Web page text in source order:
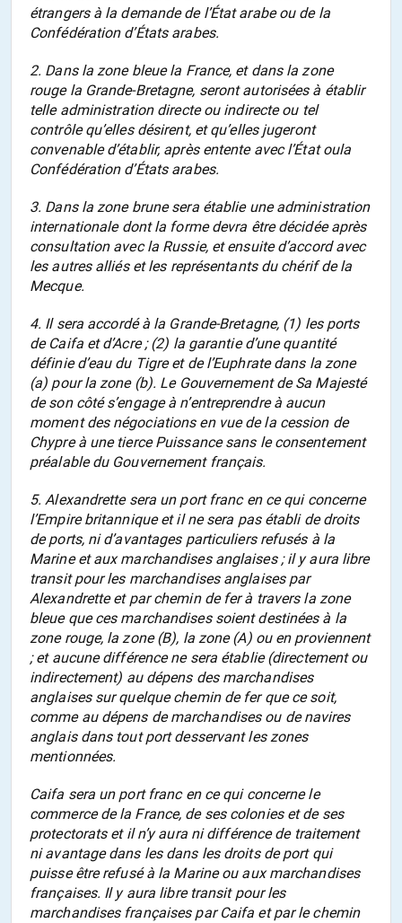
étrangers à la demande de l’État arabe ou de la
Confédération d’États arabes.
2. Dans la zone bleue la France, et dans la zone
rouge la Grande-Bretagne, seront autorisées à établir
telle administration directe ou indirecte ou tel
contrôle qu’elles désirent, et qu’elles jugeront
convenable d’établir, après entente avec l’État oula
Confédération d’États arabes.
3. Dans la zone brune sera établie une administration
internationale dont la forme devra être décidée après
consultation avec la Russie, et ensuite d’accord avec
les autres alliés et les représentants du chérif de la
Mecque.
4. Il sera accordé à la Grande-Bretagne, (1) les ports
de Caifa et d’Acre ; (2) la garantie d’une quantité
définie d’eau du Tigre et de l’Euphrate dans la zone
(a) pour la zone (b). Le Gouvernement de Sa Majesté
de son côté s’engage à n’entreprendre à aucun
moment des négociations en vue de la cession de
Chypre à une tierce Puissance sans le consentement
préalable du Gouvernement français.
5. Alexandrette sera un port franc en ce qui concerne
l’Empire britannique et il ne sera pas établi de droits
de ports, ni d’avantages particuliers refusés à la
Marine et aux marchandises anglaises ; il y aura libre
transit pour les marchandises anglaises par
Alexandrette et par chemin de fer à travers la zone
bleue que ces marchandises soient destinées à la
zone rouge, la zone (B), la zone (A) ou en proviennent
; et aucune différence ne sera établie (directement ou
indirectement) au dépens des marchandises
anglaises sur quelque chemin de fer que ce soit,
comme au dépens de marchandises ou de navires
anglais dans tout port desservant les zones
mentionnées.
Caifa sera un port franc en ce qui concerne le
commerce de la France, de ses colonies et de ses
protectorats et il n’y aura ni différence de traitement
ni avantage dans les dans les droits de port qui
puisse être refusé à la Marine ou aux marchandises
françaises. Il y aura libre transit pour les
marchandises françaises par Caifa et par le chemin